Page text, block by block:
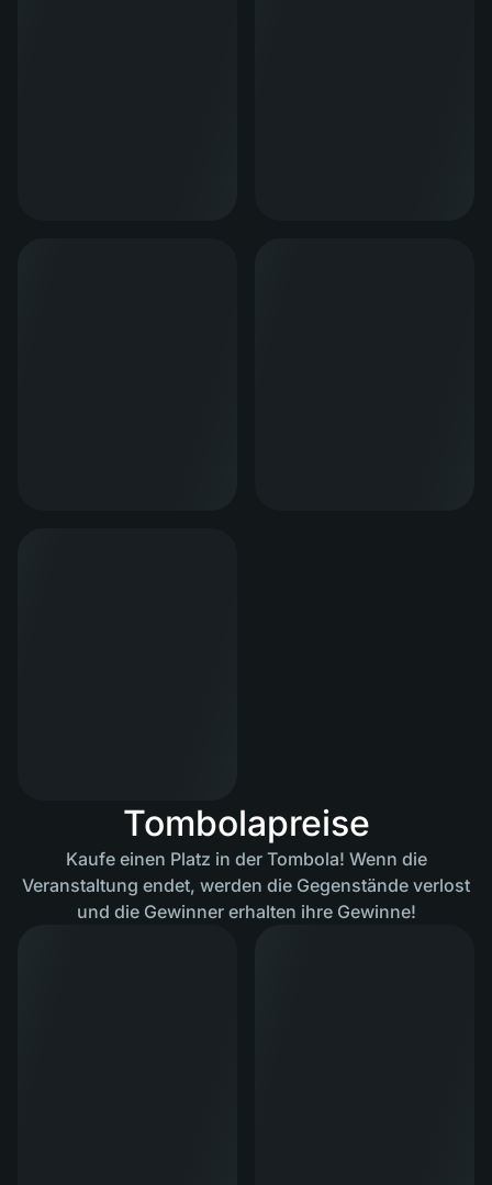
Tombolapreise
Kaufe einen Platz in der Tombola! Wenn die
Veranstaltung endet, werden die Gegenstände verlost
und die Gewinner erhalten ihre Gewinne!